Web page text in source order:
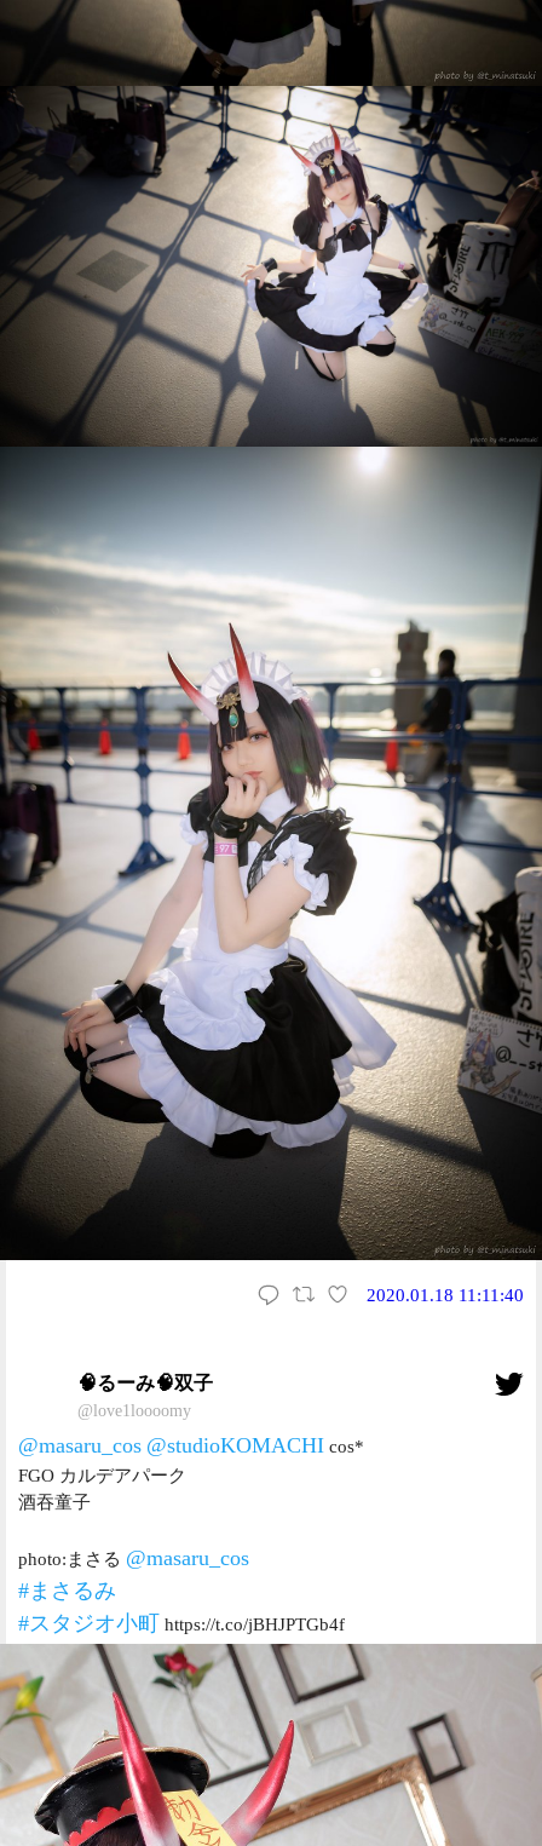
2020.01.18 11:11:40
🧠るーみ🧠双子
@love1loooomy
@masaru_cos @studioKOMACHI cos*
FGO カルデアパーク
酒吞童子
photo:まさる @masaru_cos
#まさるみ
#スタジオ小町
https://t.co/jBHJPTGb4f